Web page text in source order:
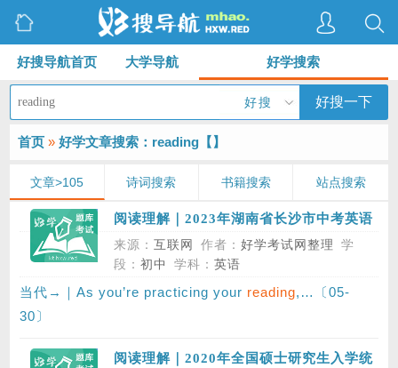
好搜导航首页 大学导航 好学搜索
好搜 好搜一下
首页 » 好学文章搜索：reading【】
文章>105 诗词搜索 书籍搜索 站点搜索
阅读理解｜2023年湖南省长沙市中考英语
真题试卷，第二部分 阅读，第二节
来源： 互联网 作者： 好学考试网整理
学
段： 初中 学科： 英语
当代→｜As you’re practicing your reading,…〔05-
30〕
阅读理解｜2020年全国硕士研究生入学统